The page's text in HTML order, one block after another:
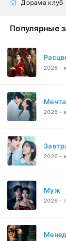
Дорама клуб
Популярные
2026 -
2026 -
2026 -
Муж
2026 -